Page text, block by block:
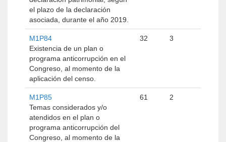
el plazo de la declaración
asociada, durante el año 2019.
M1P84
Existencia de un plan o
programa anticorrupción en el
Congreso, al momento de la
aplicación del censo.
32 3
M1P85
Temas considerados y/o
atendidos en el plan o
programa anticorrupción del
Congreso, al momento de la
61 2